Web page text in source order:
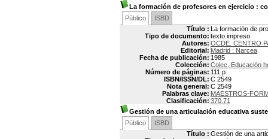
La formación de profesores en ejercicio :
Público
ISBD
Título : La formación de
Tipo de documento: texto impreso
Autores: OCDE. CENTRO
Editorial: Madrid : Narcea
Fecha de publicación: 1985
Colección: Colec. Educación
Número de páginas: 111 p
ISBN/ISSN/DL: C 2549
Nota general: C 2549
Palabras clave: MAESTROS-
Clasificación: 370.71
Gestión de una articulación educativa
Público
ISBD
Título : Gestión de una